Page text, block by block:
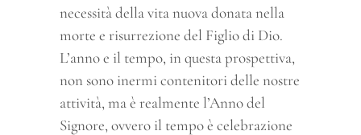
necessità della vita nuova donata nella
morte e risurrezione del Figlio di Dio.
L’anno e il tempo, in questa prospettiva,
non sono inermi contenitori delle nostre
attività, ma è realmente l’Anno del
Signore, ovvero il tempo è celebrazione